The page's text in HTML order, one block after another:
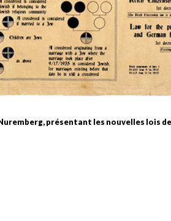
présentant les nouvelles lois